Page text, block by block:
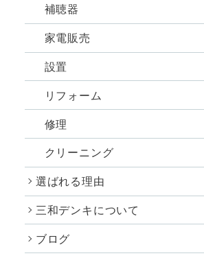
補聴器
家電販売
設置
リフォーム
修理
クリーニング
選ばれる理由
三和デンキについて
ブログ